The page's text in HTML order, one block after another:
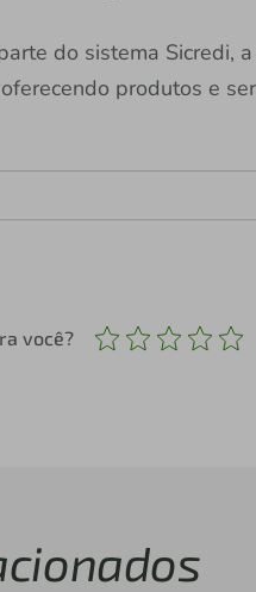
do sistema Sicredi,
produtos e
você?